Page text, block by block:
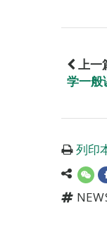
上一
学一般
列印